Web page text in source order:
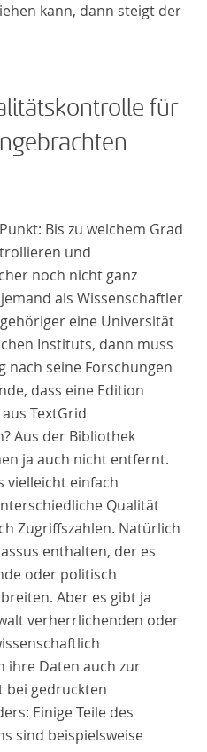
kann, dann steigt der
für
Bis zu welchem Grad
und
noch nicht ganz
als Wissenschaftler
eine Universität
Instituts, dann muss
nach seine Forschungen
dass eine Edition
TextGrid
Aus der Bibliothek
ja auch nicht entfernt.
vielleicht einfach
Qualität
Zugriffszahlen. Natürlich
enthalten, der es
oder politisch
Aber es gibt ja
verherrlichenden oder
ihre Daten auch zur
bei gedruckten
Einige Teile des
sind beispielsweise